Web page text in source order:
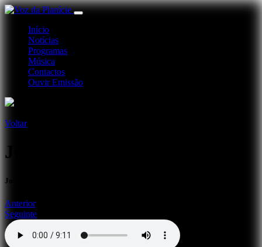
Início
Notícias
Programas
Música
Contactos
Ouvir Emissão
Voltar
Jornal Desporto
Jornal de Desporto 11-07-25
Anterior
Seguinte